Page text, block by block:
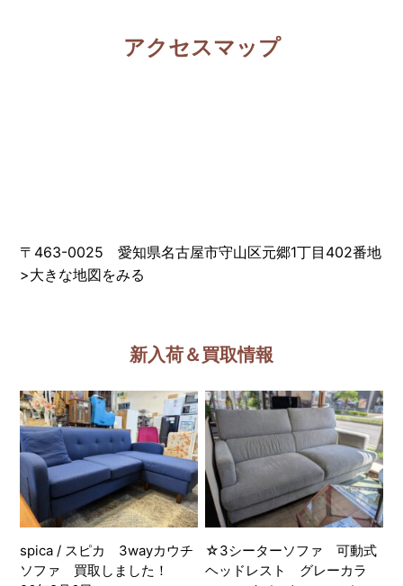
アクセスマップ
〒463-0025 愛知県名古屋市守山区元郷1丁目402番地
>大きな地図をみる
新入荷＆買取情報
spica / スピカ 3wayカウチ
ソファ 買取しました！
☆3シーターソファ 可動式
ヘッドレスト グレーカラ